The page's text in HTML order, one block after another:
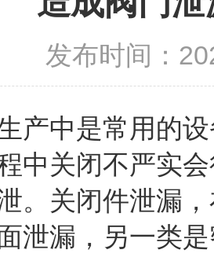
发布时间：
中是常用的设
中关闭不严实
。关闭件泄漏
泄漏，另一类